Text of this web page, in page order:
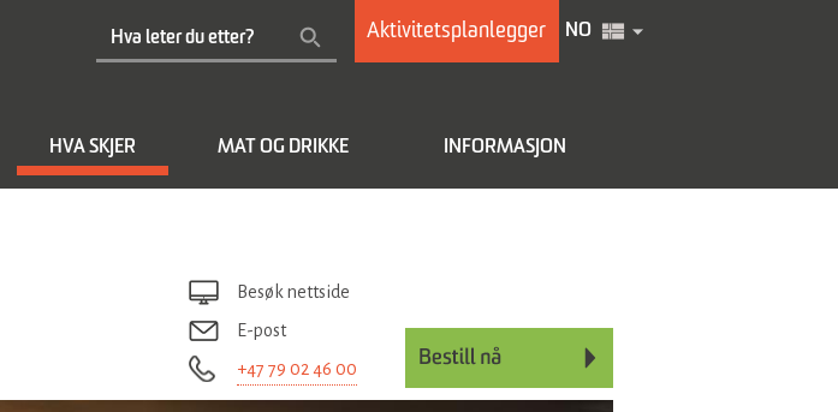
Aktivitetsplanlegger NO
HVA SKJER MAT OG DRIKKE INFORMASJON
Besøk nettside
E-post
+47 79 02 46 00